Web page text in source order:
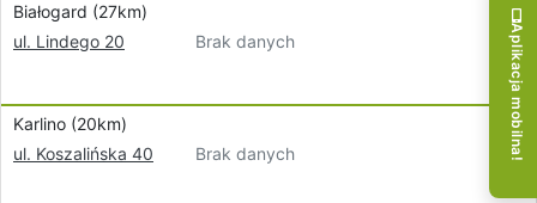
Białogard (27km)
ul. Lindego 20
Brak danych
Karlino (20km)
ul. Koszalińska 40
Brak danych Aplikacja mobilna!